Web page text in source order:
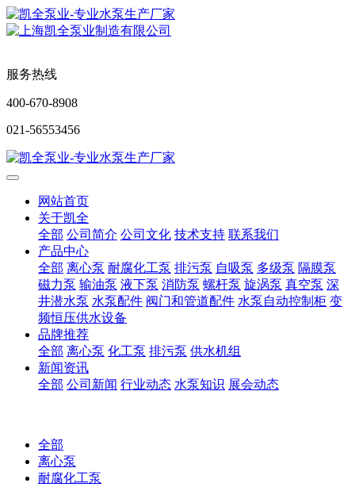
服务热线
400-670-8908
021-56553456
网站首页
关于凯全
全部 公司简介 公司文化 技术支持 联系我们
产品中心
全部 离心泵 耐腐化工泵 排污泵 自吸泵 多级泵 隔膜泵
磁力泵 输油泵 液下泵 消防泵 螺杆泵 旋涡泵 真空泵 深
井潜水泵 水泵配件 阀门和管道配件 水泵自动控制柜 变
频恒压供水设备
品牌推荐
全部 离心泵 化工泵 排污泵 供水机组
新闻资讯
全部 公司新闻 行业动态 水泵知识 展会动态
全部
离心泵
耐腐化工泵